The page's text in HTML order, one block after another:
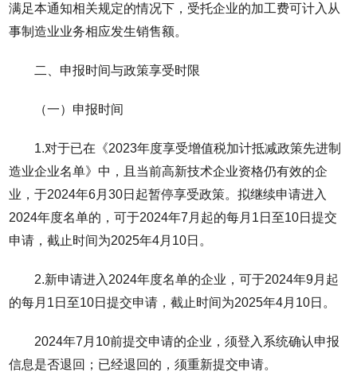
满足本通知相关规定的情况下，受托企业的加工费可计入从
事制造业业务相应发生销售额。
二、申报时间与政策享受时限
（一）申报时间
1.对于已在《2023年度享受增值税加计抵减政策先进制
造业企业名单》中，且当前高新技术企业资格仍有效的企
业，于2024年6月30日起暂停享受政策。拟继续申请进入
2024年度名单的，可于2024年7月起的每月1日至10日提交
申请，截止时间为2025年4月10日。
2.新申请进入2024年度名单的企业，可于2024年9月起
的每月1日至10日提交申请，截止时间为2025年4月10日。
2024年7月10前提交申请的企业，须登入系统确认申报
信息是否退回；已经退回的，须重新提交申请。